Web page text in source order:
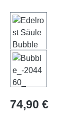
Regulärer Preis:
74,90 €